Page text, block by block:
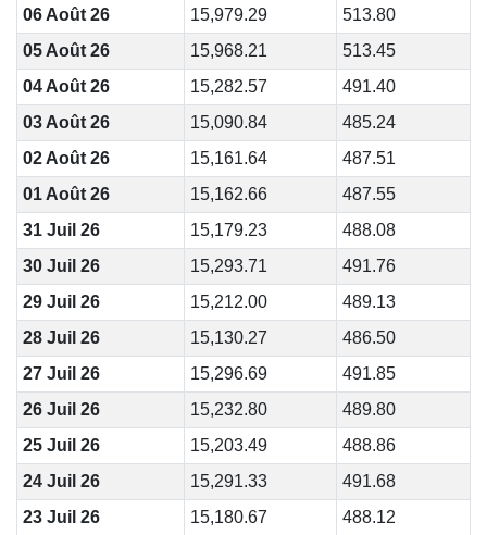
06 Août 26
15,979.29
513.80
05 Août 26
15,968.21
513.45
04 Août 26
15,282.57
491.40
03 Août 26
15,090.84
485.24
02 Août 26
15,161.64
487.51
01 Août 26
15,162.66
487.55
31 Juil 26
15,179.23
488.08
30 Juil 26
15,293.71
491.76
29 Juil 26
15,212.00
489.13
28 Juil 26
15,130.27
486.50
27 Juil 26
15,296.69
491.85
26 Juil 26
15,232.80
489.80
25 Juil 26
15,203.49
488.86
24 Juil 26
15,291.33
491.68
23 Juil 26
15,180.67
488.12